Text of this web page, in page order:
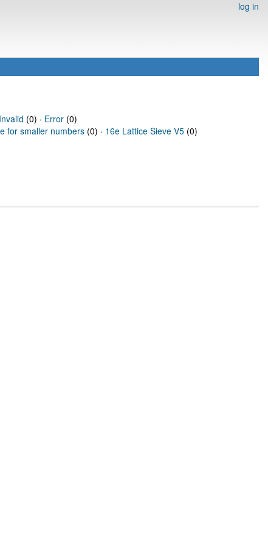
log in
Invalid (0) · Error(0)
for smaller numbers (0) · 16e Lattice Sieve V5 (0)